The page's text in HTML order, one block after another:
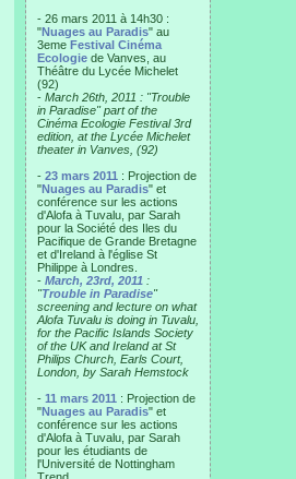
- 26 mars 2011 à 14h30 :
"Nuages au Paradis" au
3eme Festival Cinéma
Ecologie de Vanves, au
Théâtre du Lycée Michelet
(92)
- March 26th, 2011 : "Trouble
in Paradise" part of the
Cinéma Ecologie Festival 3rd
edition, at the Lycée Michelet
theater in Vanves, (92)
- 23 mars 2011 : Projection de
"Nuages au Paradis" et
conférence sur les actions
d'Alofa à Tuvalu, par Sarah
pour la Société des Iles du
Pacifique de Grande Bretagne
et d'Ireland à l'église St
Philippe à Londres.
- March, 23rd, 2011 :
"Trouble in Paradise"
screening and lecture on what
Alofa Tuvalu is doing in Tuvalu,
for the Pacific Islands Society
of the UK and Ireland at St
Philips Church, Earls Court,
London, by Sarah Hemstock
- 11 mars 2011 : Projection de
"Nuages au Paradis" et
conférence sur les actions
d'Alofa à Tuvalu, par Sarah
pour les étudiants de
l'Université de Nottingham